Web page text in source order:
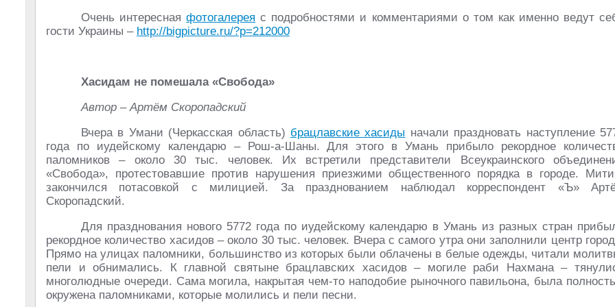
Очень интереснаяфотогалерея с подробностями и комментариями о том как именно ведут
гости Украины – http://bigpicture.ru/?p=212000
Хасидам не помешала «Свобода»
Автор – Артём Скоропадский
Вчера в Умани (Черкасская область) брацлавские хасиды начали праздновать наступление
года по иудейскому календарю – Рош-а-Шаны. Для этого в Умань прибыло рекордное
паломников – около 30 тыс. человек. Их встретили представители Всеукраинского
«Свобода», протестовавшие против нарушения приезжими общественного порядка в городе.
закончился потасовкой с милицией. За празднованием наблюдал корреспондент «Ъ»
Скоропадский.
Для празднования нового 5772 года по иудейскому календарю в Умань из разных стран
рекордное количество хасидов – около 30 тыс. человек. Вчера с самого утра они заполнили центр
Прямо на улицах паломники, большинство из которых были облачены в белые одежды, читали
пели и обнимались. К главной святыне брацлавских хасидов – могиле раби Нахмана –
многолюдные очереди. Сама могила, накрытая чем-то наподобие рыночного павильона, была
окружена паломниками, которые молились и пели песни.